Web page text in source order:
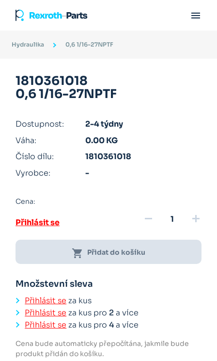

Hydraulika 0,6 1/16-27NPTF
1810361018
0,6 1/16-27NPTF
Dostupnost:
2-4 týdny
Váha:
0.00 KG
Číslo dílu:
1810361018
Vyrobce:
-
Cena:
Přihlásit se remove add
shopping_cart Přidat do košíku
Množstevní sleva
Přihlásit se za kus
Přihlásit se za kus pro 2a více
Přihlásit se za kus pro4a více
Cena bude automaticky přepočítána, jakmile bude
produkt přidán do košíku.